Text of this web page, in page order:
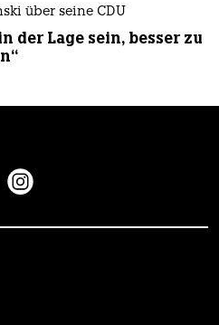
über seine CDU
der Lage sein, besser zu